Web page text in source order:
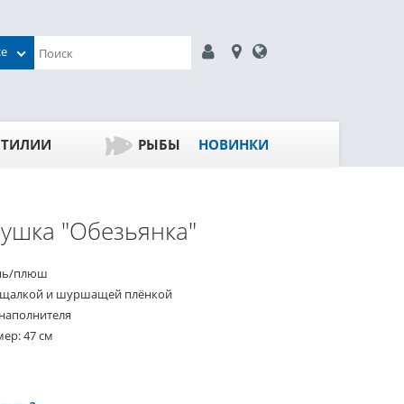
РЫБЫ НОВИНКИ
"Обезьянка"
плюш
и шуршащей плёнкой
47 см